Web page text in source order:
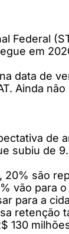
Federal
em
data de
Ainda
de
subiu de
20% são
vão para
para a
retenção
130